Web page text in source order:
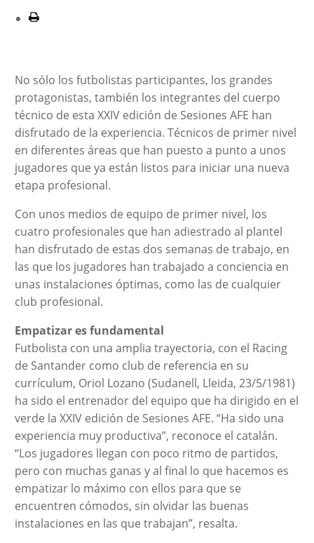
No sólo los futbolistas participantes, los grandes
protagonistas, también los integrantes del cuerpo
técnico de esta XXIV edición de Sesiones AFE han
disfrutado de la experiencia. Técnicos de primer nivel
en diferentes áreas que han puesto a punto a unos
jugadores que ya están listos para iniciar una nueva
etapa profesional.
Con unos medios de equipo de primer nivel, los
cuatro profesionales que han adiestrado al plantel
han disfrutado de estas dos semanas de trabajo, en
las que los jugadores han trabajado a conciencia en
unas instalaciones óptimas, como las de cualquier
club profesional.
Empatizar es fundamental
Futbolista con una amplia trayectoria, con el Racing
de Santander como club de referencia en su
currículum, Oriol Lozano (Sudanell, Lleida, 23/5/1981)
ha sido el entrenador del equipo que ha dirigido en el
verde la XXIV edición de Sesiones AFE. “Ha sido una
experiencia muy productiva”, reconoce el catalán.
“Los jugadores llegan con poco ritmo de partidos,
pero con muchas ganas y al final lo que hacemos es
empatizar lo máximo con ellos para que se
encuentren cómodos, sin olvidar las buenas
instalaciones en las que trabajan”, resalta.